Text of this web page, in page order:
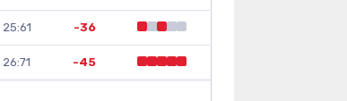
25:61 -36
26:71 -45